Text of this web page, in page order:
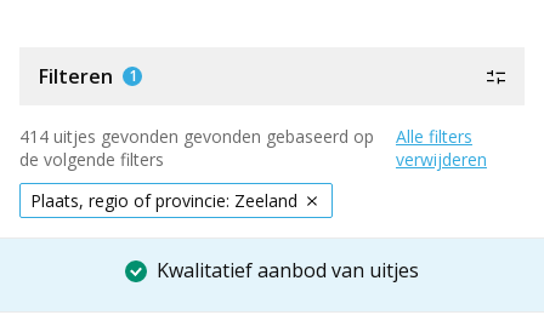
Filteren 1
414 uitjes gevonden gevonden gebaseerd op
de volgende filters
Alle filters
verwijderen
Plaats, regio of provincie: Zeeland
Kwalitatief aanbod van uitjes